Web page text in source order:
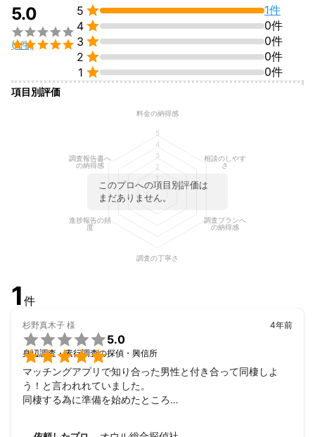
5.0


(1件)
5 
1件
4 
0件
3 
0件
2 
0件
1  0件
項目別評価
このプロへの項目別評価は
まだありません。
料金の納得感
相談のしやす
さ
調査プランへ
の納得感
調査の丁寧さ
進捗報告の頻
度
調査報告書へ
の納得感
1
2
3
4
5
1 件
杉野真木子 様


5.0
身辺調査・素行調査の探偵・興信所
4年前
マッチングアプリで知り合った男性と付き合って同棲しよ
う！と言われれていました。
同棲する為に準備を始めたところ